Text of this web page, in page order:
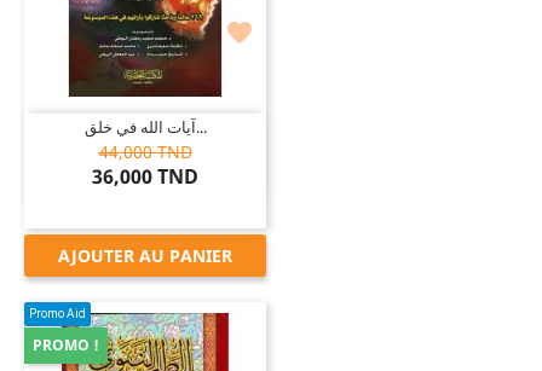

آيات الله في خلق...
44,000 TND
36,000 TND
AJOUTER AU PANIER
Promo Aid
PROMO !